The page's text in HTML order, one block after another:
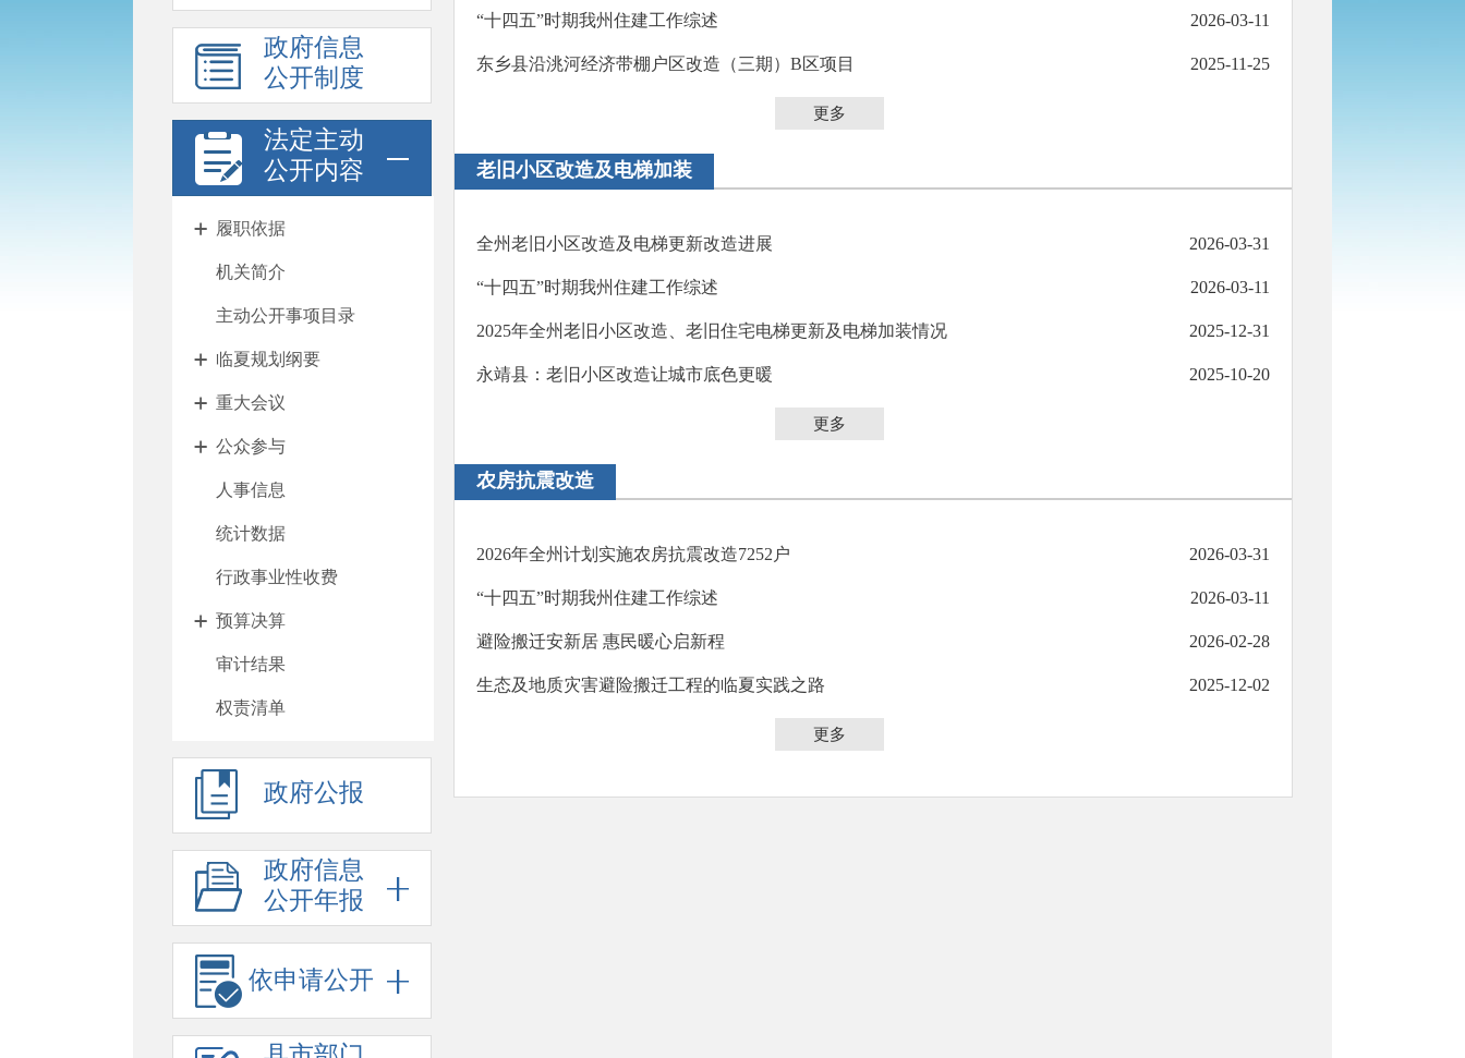
政府信息
公开制度
法定主动
公开内容
履职依据
机关简介
主动公开事项目录
临夏规划纲要
重大会议
公众参与
人事信息
统计数据
行政事业性收费
预算决算
审计结果
权责清单
处罚强制
重大项目
政府采购
重大民生信息
招考录用
应急预案
政府公报
政府信息
公开年报
依申请公开
“十四五”时期我州住建工作综述 2026-03-11
东乡县沿洮河经济带棚户区改造（三期）B区项目 2025-11-25
更多
老旧小区改造及电梯加装
全州老旧小区改造及电梯更新改造进展 2026-03-31
“十四五”时期我州住建工作综述 2026-03-11
2025年全州老旧小区改造、老旧住宅电梯更新及电梯加装情况 2025-12-31
永靖县：老旧小区改造让城市底色更暖 2025-10-20
更多
农房抗震改造
2026年全州计划实施农房抗震改造7252户 2026-03-31
“十四五”时期我州住建工作综述 2026-03-11
避险搬迁安新居 惠民暖心启新程 2026-02-28
生态及地质灾害避险搬迁工程的临夏实践之路 2025-12-02
更多